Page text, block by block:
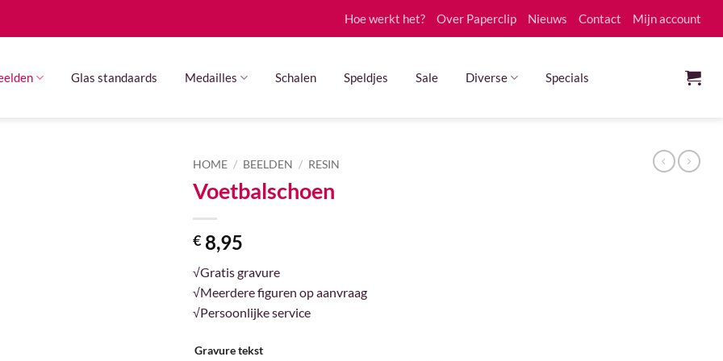
Hoe werkt het? Over Paperclip Nieuws Contact Mijn account
Glas standaards Medailles Schalen Speldjes Sale Diverse Specials
HOME / BEELDEN / RESIN
Voetbalschoen
€ 8,95
√Gratis gravure
√Meerdere figuren op aanvraag
√Persoonlijke service
Gravure tekst